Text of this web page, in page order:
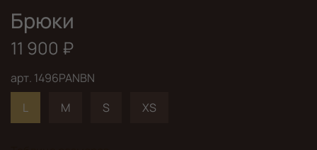
арт. 1496PANBN
Брюки
11 900 ₽
L М S XS